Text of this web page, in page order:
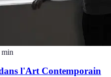
min
l'Art Contemporain